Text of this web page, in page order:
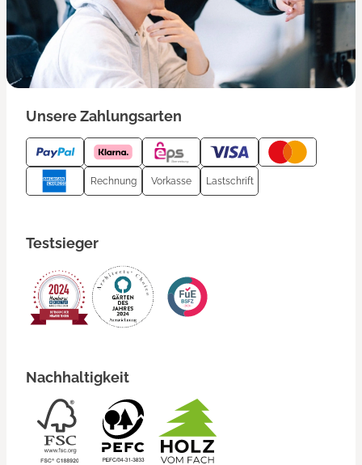
Unsere Zahlungsarten
Rechnung Vorkasse Lastschrift
Testsieger
Nachhaltigkeit